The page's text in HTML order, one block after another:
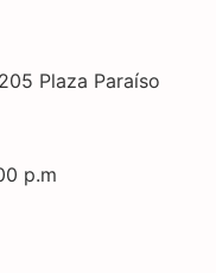
Plaza Paraíso
p.m